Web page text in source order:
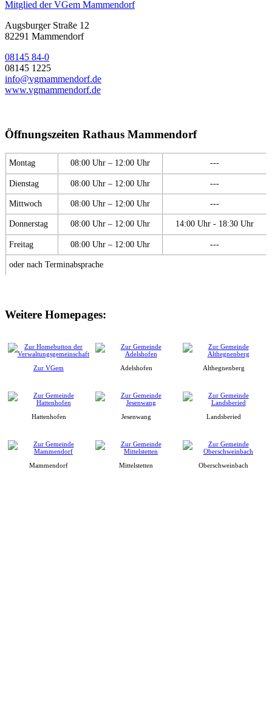
Mitglied der VGem Mammendorf
Augsburger Straße 12
82291 Mammendorf
08145 84-0
08145 1225
info@vgmammendorf.de
www.vgmammendorf.de
Öffnungszeiten Rathaus Mammendorf
Montag 08:00 Uhr – 12:00 Uhr ---
Dienstag 08:00 Uhr – 12:00 Uhr ---
Mittwoch 08:00 Uhr – 12:00 Uhr ---
Donnerstag 08:00 Uhr – 12:00 Uhr 14:00 Uhr - 18:30 Uhr
Freitag 08:00 Uhr – 12:00 Uhr ---
oder nach Terminabsprache
Weitere Homepages:
Zur VGem Adelshofen Althegnenberg
Hattenhofen Jesenwang Landsberied
Mammendorf Mittelstetten Oberschweinbach